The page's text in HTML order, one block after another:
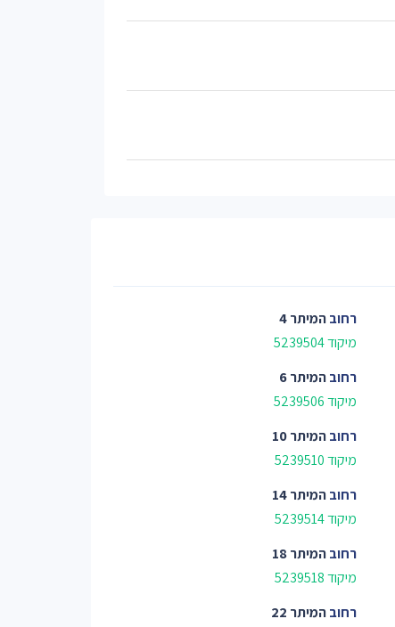
רחובהמיתר 4
מיקוד 5239504
רחובהמיתר 6
מיקוד 5239506
רחובהמיתר 10
מיקוד 5239510
רחובהמיתר 14
מיקוד 5239514
רחובהמיתר 18
מיקוד 5239518
רחובהמיתר 22